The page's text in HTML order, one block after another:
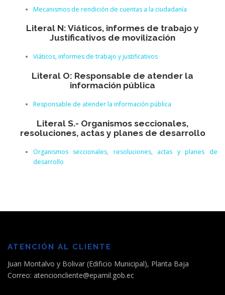
Mecanismos de rendición de cuentas a la ciudadanía
Literal N: Viáticos, informes de trabajo y
Justificativos de movilización
Viáticos, informes de trabajo y justificativos
Literal O: Responsable de atender la
información pública
Responsable de atender la información pública
Literal S.- Organismos seccionales,
resoluciones, actas y planes de desarrollo
Organismos seccionales, resoluciones, actas y planes de
desarrollo
ATENCIÓN AL CLIENTE
Juan Montalvo y Bolivar (Edificio Municipal), Planta Baja
Correo: atencioncliente@epamil.gob.ec